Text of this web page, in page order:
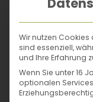
Nutzung von
2400
und 38
Wir nutzen Cookies
sind essenziell,
und Ihre Erfahrung
Wenn Sie unter 16
optionalen